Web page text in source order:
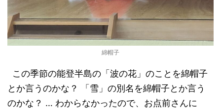
綿帽子
この季節の能登半島の「波の花」のことを綿帽子
とか言うのかな？ 「雪」の別名を綿帽子とか言う
のかな？ … わからなかったので、お点前さんに